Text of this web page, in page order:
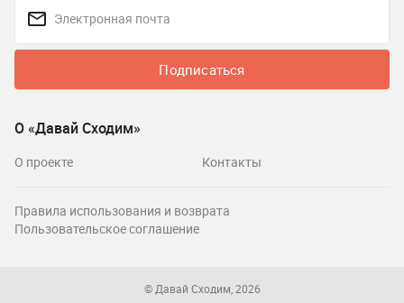
Подписаться
О «Давай Сходим»
О проекте Контакты
Правила использования и возврата
Пользовательское соглашение
© Давай Сходим, 2026